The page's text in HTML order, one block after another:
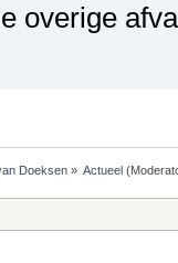
overige
Doeksen» Actueel